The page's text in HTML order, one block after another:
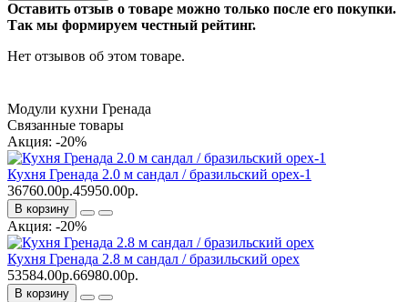
Оставить отзыв о товаре можно только после его покупки.
Так мы формируем честный рейтинг.
Нет отзывов об этом товаре.
Модули кухни Гренада
Связанные товары
Акция: -20%
Кухня Гренада 2.0 м сандал / бразильский орех-1
36760.00р.45950.00р.
В корзину
Акция: -20%
Кухня Гренада 2.8 м сандал / бразильский орех
53584.00р.66980.00р.
В корзину